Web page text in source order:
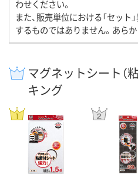
わせください。
また、販売単位における「セット
するものではありません。あら
マグネットシート（
キング